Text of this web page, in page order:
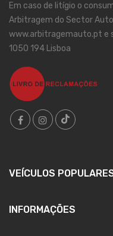
Em caso de litígio o
Arbitragem do Sector
www.arbitragemauto.pt e
1050 194 Lisboa
VEÍCULOS
INFORMAÇÕES